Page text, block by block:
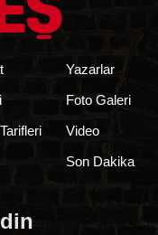
Yazarlar
Foto Galeri
Video
Son Dakika